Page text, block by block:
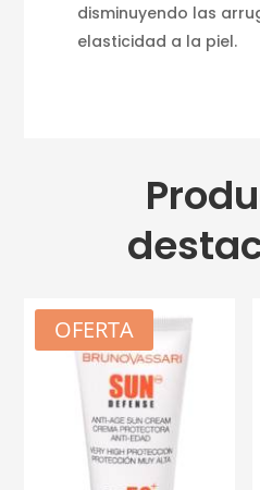
disminuyendo las
elasticidad a la piel.
OFERTA